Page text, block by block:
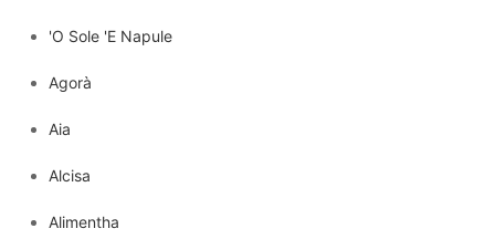
'O Sole 'E Napule
Agorà
Aia
Alcisa
Alimentha